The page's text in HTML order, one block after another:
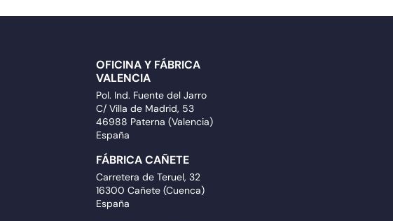
OFICINA Y FÁBRICA
VALENCIA
Pol. Ind. Fuente del Jarro
C/ Villa de Madrid, 53
46988 Paterna (Valencia)
España
FÁBRICA CAÑETE
Carretera de Teruel, 32
16300 Cañete (Cuenca)
España